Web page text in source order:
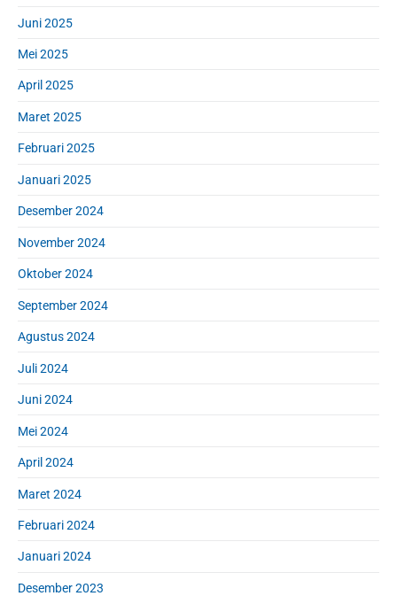
Juni 2025
Mei 2025
April 2025
Maret 2025
Februari 2025
Januari 2025
Desember 2024
November 2024
Oktober 2024
September 2024
Agustus 2024
Juli 2024
Juni 2024
Mei 2024
April 2024
Maret 2024
Februari 2024
Januari 2024
Desember 2023